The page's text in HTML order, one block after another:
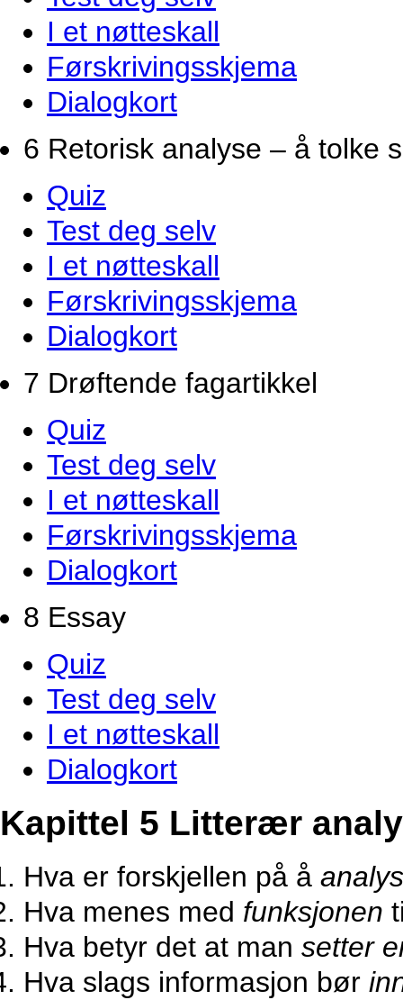
I et nøtteskall
Førskrivingsskjema
Dialogkort
6 Retorisk analyse – å tolke
Quiz
Test deg selv
I et nøtteskall
Førskrivingsskjema
Dialogkort
7 Drøftende fagartikkel
Quiz
Test deg selv
I et nøtteskall
Førskrivingsskjema
Dialogkort
8 Essay
Quiz
Test deg selv
I et nøtteskall
Dialogkort
Kapittel 5 Litterær
Hva er forskjellen på å
Hva menes med funksjonen
Hva betyr det at man setter
Hva slags informasjon bør